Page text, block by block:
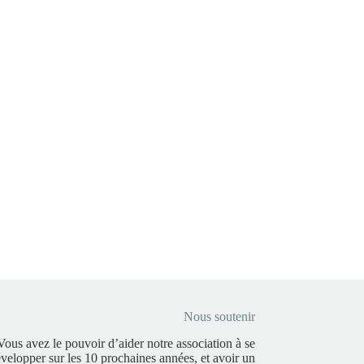
Nous soutenir
avez le pouvoir d’aider notre association à se
sur les 10 prochaines années, et avoir un